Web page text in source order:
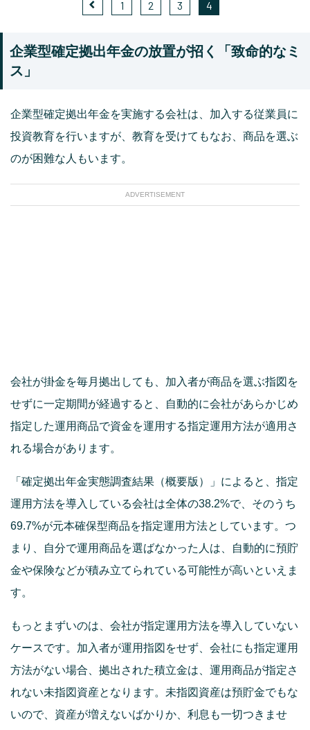
1 2 3 4
企業型確定拠出年金の放置が招く「致命的なミ
ス」
企業型確定拠出年金を実施する会社は、加入する従業員に
投資教育を行いますが、教育を受けてもなお、商品を選ぶ
のが困難な人もいます。
ADVERTISEMENT
会社が掛金を毎月拠出しても、加入者が商品を選ぶ指図を
せずに一定期間が経過すると、自動的に会社があらかじめ
指定した運用商品で資金を運用する指定運用方法が適用さ
れる場合があります。
「確定拠出年金実態調査結果（概要版）」によると、指定
運用方法を導入している会社は全体の38.2%で、そのうち
69.7%が元本確保型商品を指定運用方法としています。つ
まり、自分で運用商品を選ばなかった人は、自動的に預貯
金や保険などが積み立てられている可能性が高いといえま
す。
もっとまずいのは、会社が指定運用方法を導入していない
ケースです。加入者が運用指図をせず、会社にも指定運用
方法がない場合、拠出された積立金は、運用商品が指定さ
れない未指図資産となります。未指図資産は預貯金でもな
いので、資産が増えないばかりか、利息も一切つきませ